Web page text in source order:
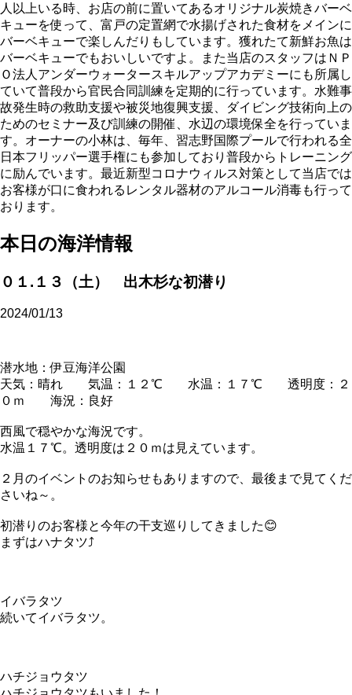
人以上いる時、お店の前に置いてあるオリジナル炭焼きバーベ
キューを使って、富戸の定置網で水揚げされた食材をメインに
バーベキューで楽しんだりもしています。獲れたて新鮮お魚は
バーベキューでもおいしいですよ。また当店のスタッフはＮＰ
Ｏ法人アンダーウォータースキルアップアカデミーにも所属し
ていて普段から官民合同訓練を定期的に行っています。水難事
故発生時の救助支援や被災地復興支援、ダイビング技術向上の
ためのセミナー及び訓練の開催、水辺の環境保全を行っていま
す。オーナーの小林は、毎年、習志野国際プールで行われる全
日本フリッパー選手権にも参加しており普段からトレーニング
に励んでいます。最近新型コロナウィルス対策として当店では
お客様が口に食われるレンタル器材のアルコール消毒も行って
おります。
本日の海洋情報
０１.１３（土） 出木杉な初潜り
2024/01/13
潜水地：伊豆海洋公園
天気：晴れ 気温：１２℃ 水温：１７℃ 透明度：２
０ｍ 海況：良好
西風で穏やかな海況です。
水温１７℃。透明度は２０ｍは見えています。
２月のイベントのお知らせもありますので、最後まで見てくだ
さいね～。
初潜りのお客様と今年の干支巡りしてきました😊
まずはハナタツ⤴
イバラタツ
続いてイバラタツ。
ハチジョウタツ